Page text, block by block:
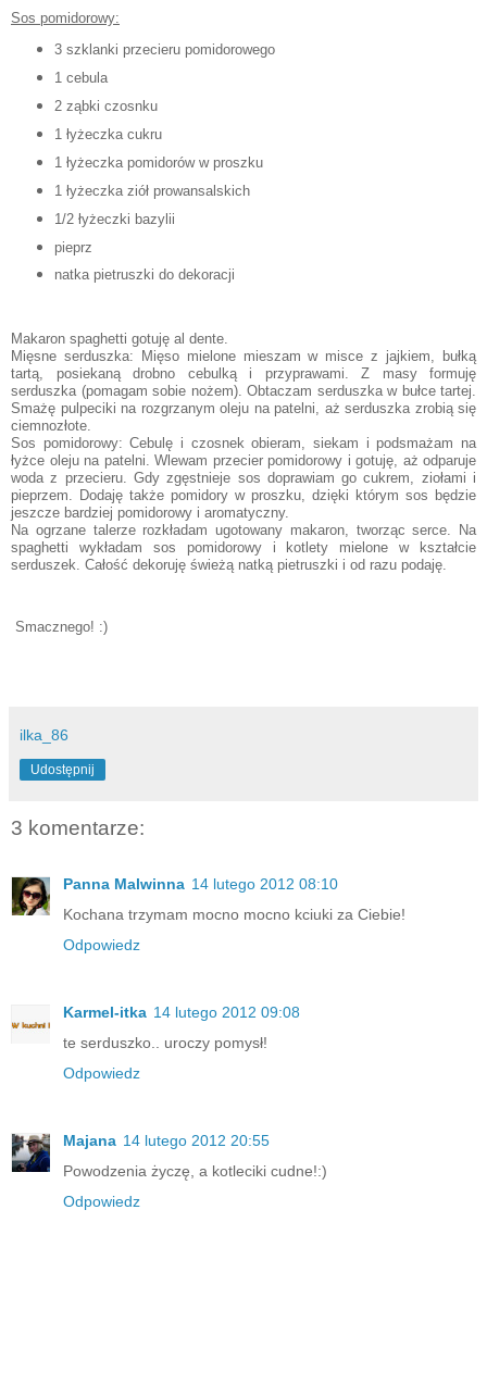
Sos pomidorowy:
3 szklanki przecieru pomidorowego
1 cebula
2 ząbki czosnku
1 łyżeczka cukru
1 łyżeczka pomidorów w proszku
1 łyżeczka ziół prowansalskich
1/2 łyżeczki bazylii
pieprz
natka pietruszki do dekoracji
Makaron spaghetti gotuję al dente.
Mięsne serduszka: Mięso mielone mieszam w misce z jajkiem, bułką
tartą, posiekaną drobno cebulką i przyprawami. Z masy formuję
serduszka (pomagam sobie nożem). Obtaczam serduszka w bułce tartej.
Smażę pulpeciki na rozgrzanym oleju na patelni, aż serduszka zrobią się
ciemnozłote.
Sos pomidorowy: Cebulę i czosnek obieram, siekam i podsmażam na
łyżce oleju na patelni. Wlewam przecier pomidorowy i gotuję, aż odparuje
woda z przecieru. Gdy zgęstnieje sos doprawiam go cukrem, ziołami i
pieprzem. Dodaję także pomidory w proszku, dzięki którym sos będzie
jeszcze bardziej pomidorowy i aromatyczny.
Na ogrzane talerze rozkładam ugotowany makaron, tworząc serce. Na
spaghetti wykładam sos pomidorowy i kotlety mielone w kształcie
serduszek. Całość dekoruję świeżą natką pietruszki i od razu podaję.
Smacznego! :)
ilka_86
Udostępnij
3 komentarze:
Panna Malwinna 14 lutego 2012 08:10
Kochana trzymam mocno mocno kciuki za Ciebie!
Odpowiedz
Karmel-itka 14 lutego 2012 09:08
te serduszko.. uroczy pomysł!
Odpowiedz
Majana 14 lutego 2012 20:55
Powodzenia życzę, a kotleciki cudne!:)
Odpowiedz